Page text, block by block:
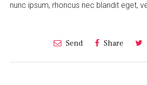
nunc ipsum, rhoncus nec blandit eget,
Send Share